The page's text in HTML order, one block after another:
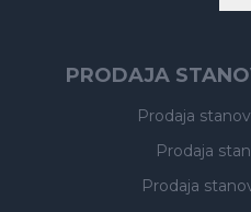
PRODAJA
Prodaja
Prodaja
Prodaja